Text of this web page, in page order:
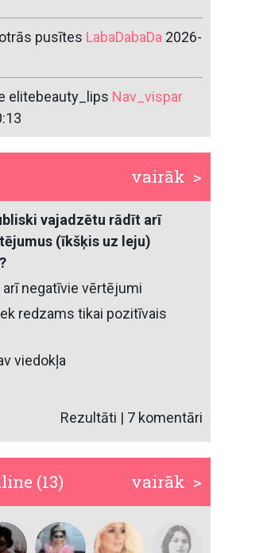
pusītes LabaDabaDa 2026-
elitebeauty_lips Nav_vispar
vairāk >
vajadzētu rādīt arī
(īkšķis uz leju)
negatīvie vērtējumi
redzams tikai pozitīvais
viedokļa
Rezultāti | 7 komentāri
vairāk >
(13)